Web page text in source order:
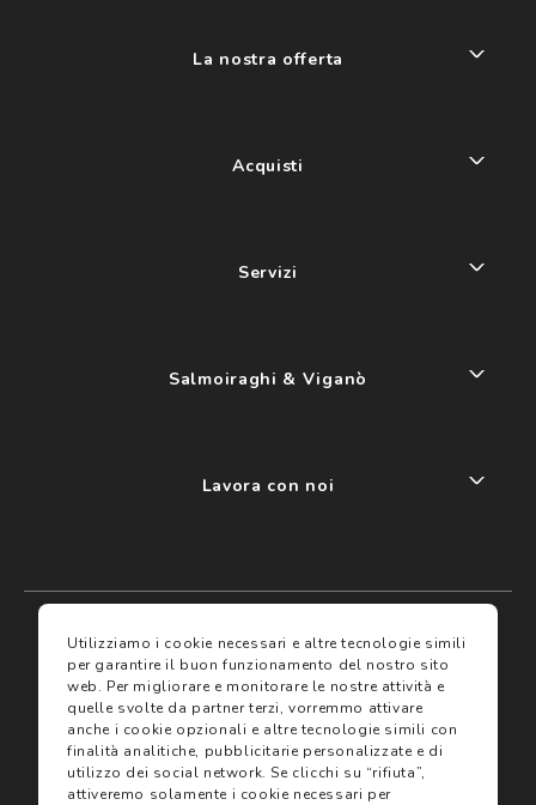
I miei preferiti
Assicurazioni
Servizi
La nostra offerta
Acquisti
Servizi
Salmoiraghi & Viganò
Lavora con noi
Termini e condizioni
Termini di vendita
Avvertenze e informazioni di sicurezza sui prodotti
Utilizziamo i cookie necessari e altre tecnologie simili
per garantire il buon funzionamento del nostro sito
web. Per migliorare e monitorare le nostre attività e
quelle svolte da partner terzi, vorremmo attivare
anche i cookie opzionali e altre tecnologie simili con
finalità analitiche, pubblicitarie personalizzate e di
utilizzo dei social network. Se clicchi su “rifiuta”,
attiveremo solamente i cookie necessari per